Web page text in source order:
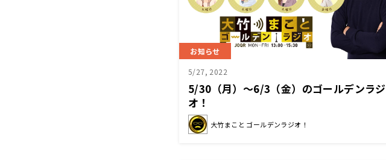
お知らせ
5/27, 2022
5/30（月）～6/3（金）のゴールデンラジ
オ！
大竹まこと ゴールデンラジオ！